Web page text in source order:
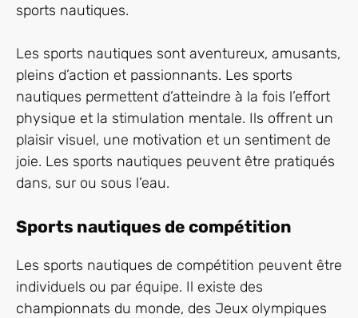
sports nautiques.
Les sports nautiques sont aventureux, amusants,
pleins d’action et passionnants. Les sports
nautiques permettent d’atteindre à la fois l’effort
physique et la stimulation mentale. Ils offrent un
plaisir visuel, une motivation et un sentiment de
joie. Les sports nautiques peuvent être pratiqués
dans, sur ou sous l’eau.
Sports nautiques de compétition
Les sports nautiques de compétition peuvent être
individuels ou par équipe. Il existe des
championnats du monde, des Jeux olympiques